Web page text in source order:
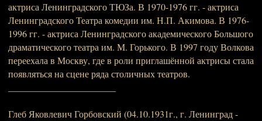
актриса Ленинградского ТЮЗа. В 1970-1976 гг. - актриса
Ленинградского Театра комедии им. Н.П. Акимова. В 1976-
1996 гг. - актриса Ленинградского академического Большого
драматического театра им. М. Горького. В 1997 году Волкова
переехала в Москву, где в роли приглашённой актрисы стала
появляться на сцене ряда столичных театров.
Глеб Яковлевич Горбовский (04.10.1931г., г. Ленинград -